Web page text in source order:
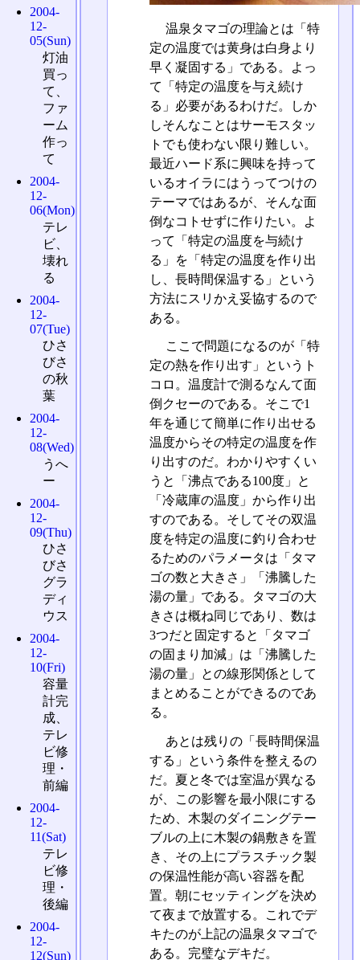
温泉タマゴの理論とは「特
定の温度では黄身は白身より
早く凝固する」である。よっ
て「特定の温度を与え続け
る」必要があるわけだ。しか
しそんなことはサーモスタッ
トでも使わない限り難しい。
最近ハード系に興味を持って
いるオイラにはうってつけの
テーマではあるが、そんな面
倒なコトせずに作りたい。よ
って「特定の温度を与続け
る」を「特定の温度を作り出
し、長時間保温する」という
方法にスリかえ妥協するので
ある。
ここで問題になるのが「特
定の熱を作り出す」というト
コロ。温度計で測るなんて面
倒クセーのである。そこで1
年を通じて簡単に作り出せる
温度からその特定の温度を作
り出すのだ。わかりやすくい
うと「沸点である100度」と
「冷蔵庫の温度」から作り出
すのである。そしてその双温
度を特定の温度に釣り合わせ
るためのパラメータは「タマ
ゴの数と大きさ」「沸騰した
湯の量」である。タマゴの大
きさは概ね同じであり、数は
3つだと固定すると「タマゴ
の固まり加減」は「沸騰した
湯の量」との線形関係として
まとめることができるのであ
る。
あとは残りの「長時間保温
する」という条件を整えるの
だ。夏と冬では室温が異なる
が、この影響を最小限にする
ため、木製のダイニングテー
ブルの上に木製の鍋敷きを置
き、その上にプラスチック製
の保温性能が高い容器を配
置。朝にセッティングを決め
て夜まで放置する。これでデ
キたのが上記の温泉タマゴで
ある。完璧なデキだ。
2004-
12-
05(Sun)
灯油
買っ
て、
ファ
ーム
作っ
て
2004-
12-
06(Mon)
テレ
ビ、
壊れ
る
2004-
12-
07(Tue)
ひさ
びさ
の秋
葉
2004-
12-
08(Wed)
うへ
ー
2004-
12-
09(Thu)
ひさ
びさ
グラ
ディ
ウス
2004-
12-
10(Fri)
容量
計完
成、
テレ
ビ修
理・
前編
2004-
12-
11(Sat)
テレ
ビ修
理・
後編
2004-
12-
12(Sun)